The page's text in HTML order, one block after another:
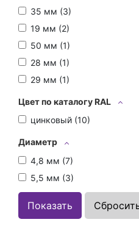
35 мм (3)
19 мм (2)
50 мм (1)
28 мм (1)
29 мм (1)
Цвет по каталогу RAL
цинковый (10)
Диаметр
4,8 мм (7)
5,5 мм (3)